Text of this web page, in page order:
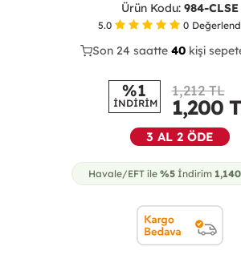
Ürün Kodu: 984-CLSE
5.0 0
29
Son 24 saatte 40 kişi
15
%1
İNDİRİM
1,212 TL
1,200
3 AL 2 ÖDE
Havale/EFT ile %5 İndirim